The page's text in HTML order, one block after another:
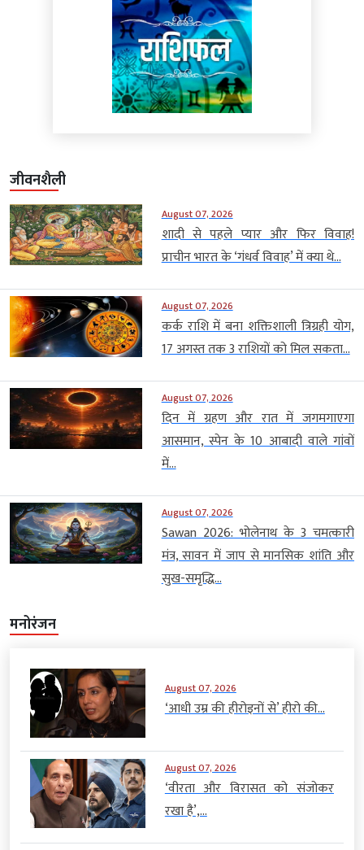
जीवनशैली
August 07, 2026
शादी से पहले प्यार और फिर विवाह!
प्राचीन भारत के ‘गंधर्व विवाह’ में क्या थे...
August 07, 2026
कर्क राशि में बना शक्तिशाली त्रिग्रही योग,
17 अगस्त तक 3 राशियों को मिल सकता...
August 07, 2026
दिन में ग्रहण और रात में जगमगाएगा
आसमान, स्पेन के 10 आबादी वाले गांवों
में...
August 07, 2026
Sawan 2026: भोलेनाथ के 3 चमत्कारी
मंत्र, सावन में जाप से मानसिक शांति और
सुख-समृद्धि...
मनोरंजन
August 07, 2026
‘आधी उम्र की हीरोइनों से’ हीरो की...
August 07, 2026
‘वीरता और विरासत को संजोकर
रखा है’,...